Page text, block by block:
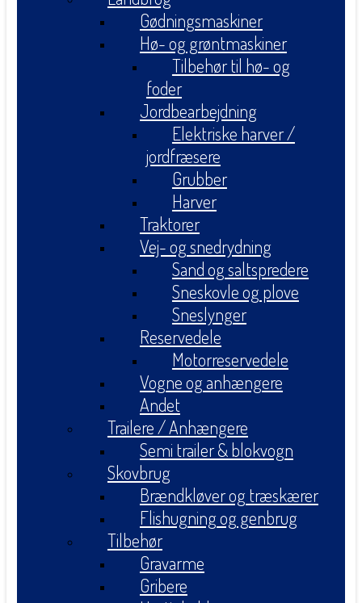
Gødningsmaskiner
Hø- og grøntmaskiner
Tilbehør til hø- og
foder
Jordbearbejdning
Elektriske harver /
jordfræsere
Grubber
Harver
Traktorer
Vej- og snedrydning
Sand og saltspredere
Sneskovle og plove
Sneslynger
Reservedele
Motorreservedele
Vogne og anhængere
Andet
Trailere / Anhængere
Semi trailer & blokvogn
Skovbrug
Brændkløver og træskærer
Flishugning og genbrug
Tilbehør
Gravarme
Gribere